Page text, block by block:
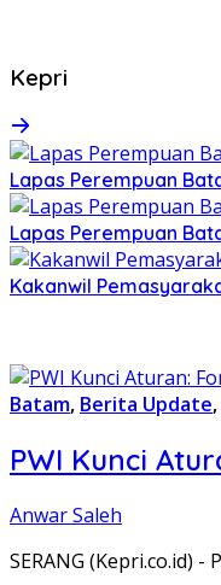
Kepri
Lapas Perempuan
Lapas Perempuan
Kakanwil
Batam, Berita Update,
PWI Kunci
Anwar Saleh
SERANG (Kepri.co.id)